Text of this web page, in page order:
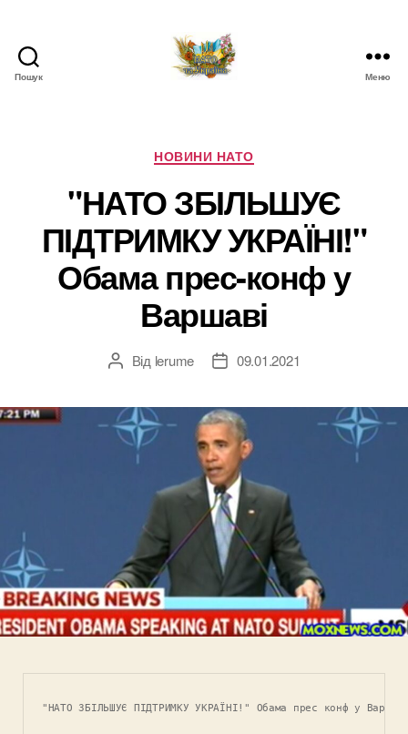
Пошук
Новини
про
НАТО
в
Україні
Меню
Категорії
НОВИНИ НАТО
"НАТО ЗБІЛЬШУЄ
ПІДТРИМКУ УКРАЇНІ!"
Обама прес-конф у
Варшаві
Автор
Від lerume
Дата09.01.2021
"НАТО ЗБІЛЬШУЄ ПІДТРИМКУ УКРАЇНІ!" Обама прес конф у